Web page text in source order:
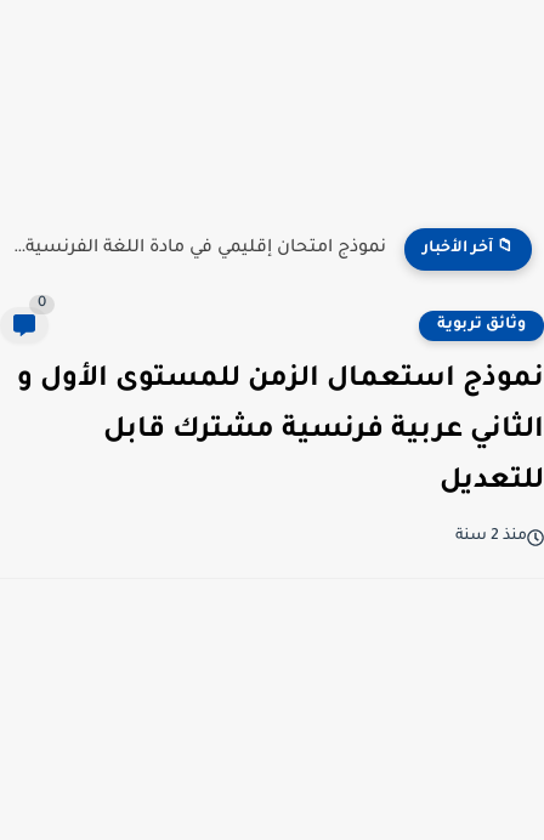
📁 آخر الأخبار نموذج امتحان إقليمي في مادة اللغة الفرنسية للمستوى السادس...
وثائق تربوية
0
نموذج استعمال الزمن للمستوى الأول و
الثاني عربية فرنسية مشترك قابل
للتعديل
منذ 2 سنة